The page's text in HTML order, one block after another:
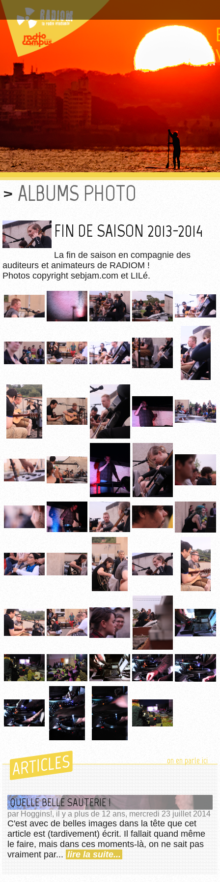
ALBUMS PHOTO
FIN DE SAISON 2013-2014
La fin de saison en compagnie des
auditeurs et animateurs de RADIOM !
Photos copyright sebjam.com et LILé.
ARTICLES on en parle ici
QUELLE BELLE SAUTERIE !
par Hoggins!, il y a plus de 12 ans, mercredi 23 juillet 2014
C'est avec de belles images dans la tête que cet
article est (tardivement) écrit. Il fallait quand même
le faire, mais dans ces moments-là, on ne sait pas
vraiment par... lire la suite...